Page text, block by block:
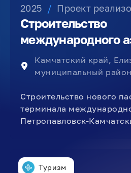
2025 / Проект
Строительство
международного
Камчатский край,
муниципальный район
Строительство нового
терминала
Петропавловск-
Туризм